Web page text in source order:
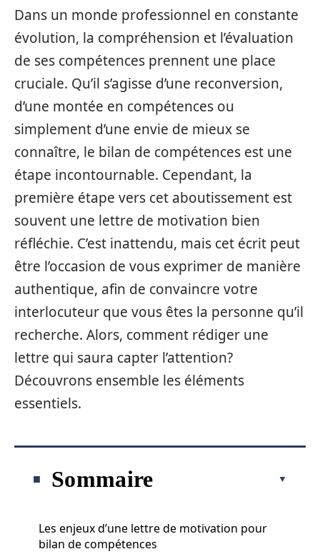
Dans un monde professionnel en constante
évolution, la compréhension et l’évaluation
de ses compétences prennent une place
cruciale. Qu’il s’agisse d’une reconversion,
d’une montée en compétences ou
simplement d’une envie de mieux se
connaître, le bilan de compétences est une
étape incontournable. Cependant, la
première étape vers cet aboutissement est
souvent une lettre de motivation bien
réfléchie. C’est inattendu, mais cet écrit peut
être l’occasion de vous exprimer de manière
authentique, afin de convaincre votre
interlocuteur que vous êtes la personne qu’il
recherche. Alors, comment rédiger une
lettre qui saura capter l’attention?
Découvrons ensemble les éléments
essentiels.
Sommaire
Les enjeux d’une lettre de motivation pour
bilan de compétences